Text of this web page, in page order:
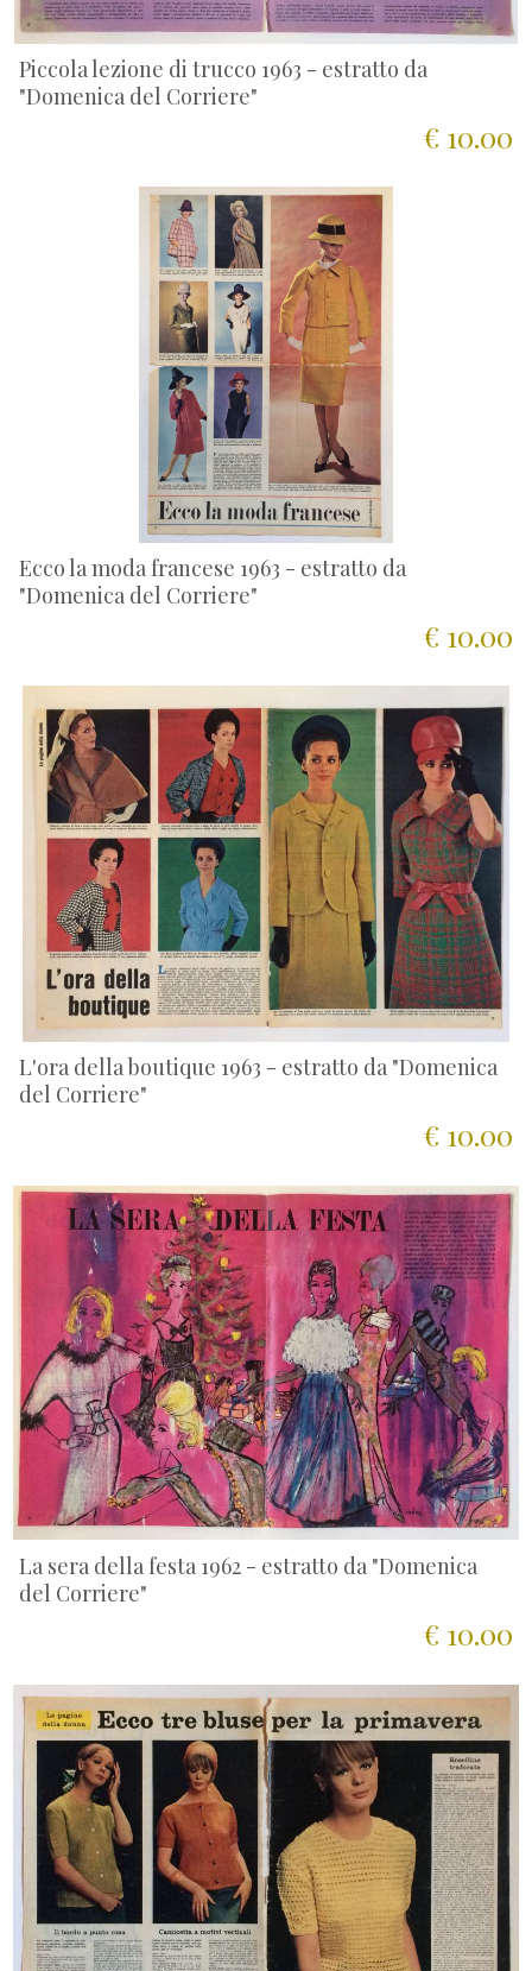
Piccola lezione di trucco 1963 - estratto da
"Domenica del Corriere"
€ 10.00
Ecco la moda francese 1963 - estratto da
"Domenica del Corriere"
€ 10.00
L'ora della boutique 1963 - estratto da "Domenica
del Corriere"
€ 10.00
La sera della festa 1962 - estratto da "Domenica
del Corriere"
€ 10.00